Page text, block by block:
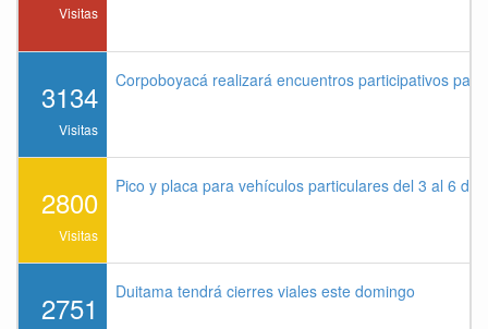
Visitas
3134
Visitas
Corpoboyacá realizará encuentros participativos
2800
Visitas
Pico y placa para vehículos particulares del 3 al 6 de
2751 Duitama tendrá cierres viales este domingo